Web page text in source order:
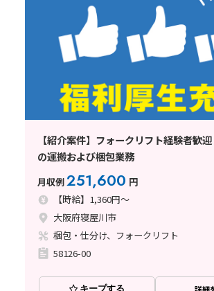
【紹介案件】フォークリフト経験者歓
の運搬および梱包業務
月収例251,600 円
【時給】1,360円～
大阪府寝屋川市
梱包・仕分け、フォークリフト
58126-00
キープする 詳細